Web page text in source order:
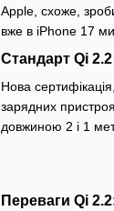
Apple, схоже,͏
вже в iPhone 1͏7
Стандарт Qi 2.2
Нова
за͏рядних
довжиною 2 і 1
Переваги Qi